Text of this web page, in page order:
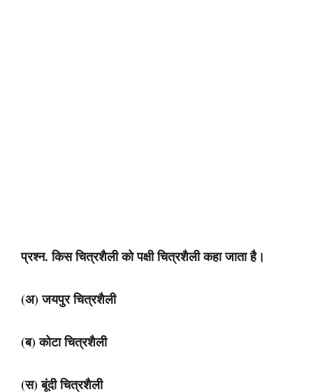
प्रश्न. किस चित्रशैली को पक्षी चित्रशैली कहा जाता है।
(अ) जयपुर चित्रशैली
(ब) कोटा चित्रशैली
(स) बूंदी चित्रशैली